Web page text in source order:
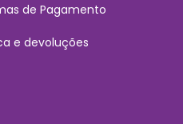
de Pagamento
e devoluções